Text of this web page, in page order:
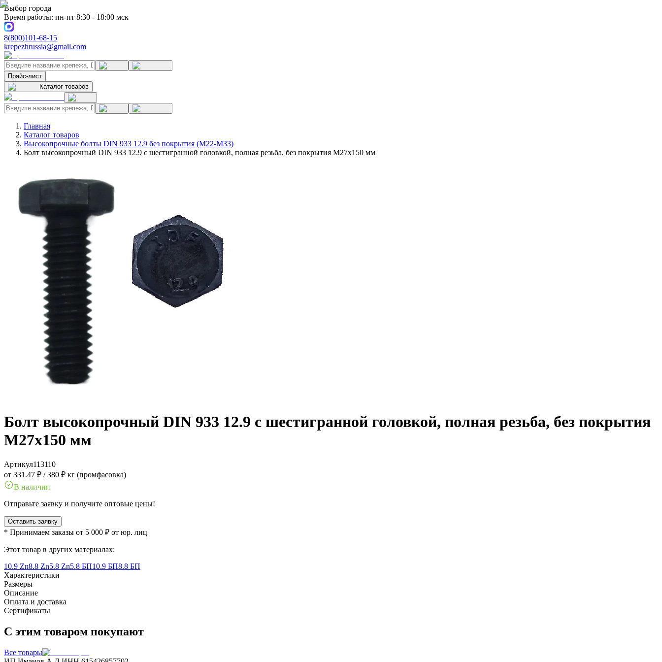
Выбор города
Время работы: пн-пт 8:30 - 18:00 мск
8(800)101-68-15
krepezhrussia@gmail.com
Прайс-лист
Каталог товаров
Главная
Каталог товаров
Высокопрочные болты DIN 933 12.9 без покрытия (M22-M33)
Болт высокопрочный DIN 933 12.9 с шестигранной головкой, полная резьба, без покрытия M27x150 мм
Болт высокопрочный DIN 933 12.9 с шестигранной головкой, полная резьба, без покрытия
M27x150 мм
Артикул113110
от 331.47 ₽ /380 ₽ кг (промфасовка)
В наличии
Отправьте заявку и получите оптовые цены!
Оставить заявку
* Принимаем заказы от 5 000 ₽ от юр. лиц
Этот товар в других материалах:
10.9 Zn8.8 Zn5.8 Zn5.8 БП10.9 БП8.8 БП
Характеристики
Размеры
Описание
Оплата и доставка
Сертификаты
С этим товаром покупают
Все товары